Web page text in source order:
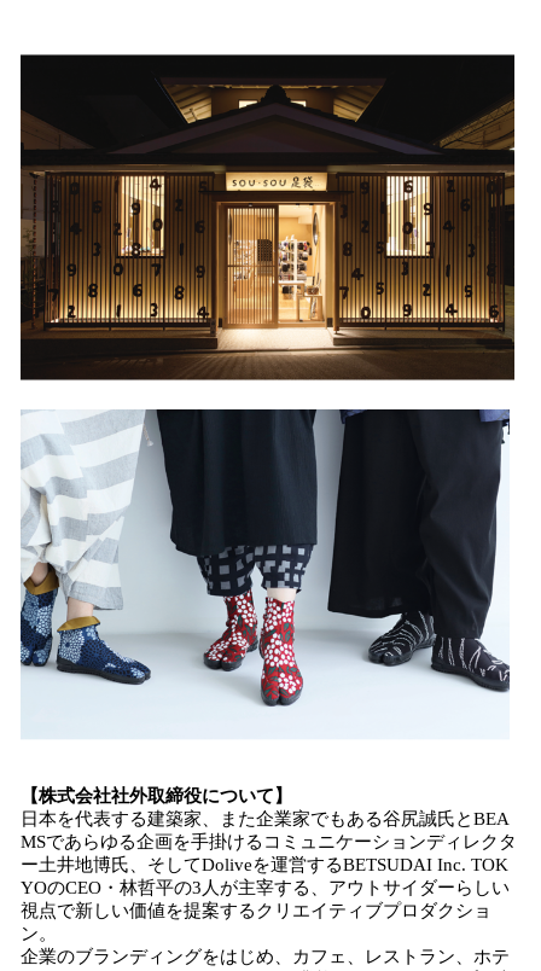
【株式会社社外取締役について】
日本を代表する建築家、また企業家でもある谷尻誠氏とBEA
MSであらゆる企画を手掛けるコミュニケーションディレクタ
ー土井地博氏、そしてDoliveを運営するBETSUDAI Inc. TOK
YOのCEO・林哲平の3人が主宰する、アウトサイダーらしい
視点で新しい価値を提案するクリエイティブプロダクショ
ン。
企業のブランディングをはじめ、カフェ、レストラン、ホテ